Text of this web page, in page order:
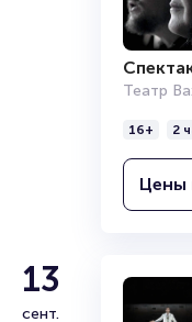
Театр
16+ 2
Цены
13
сент.